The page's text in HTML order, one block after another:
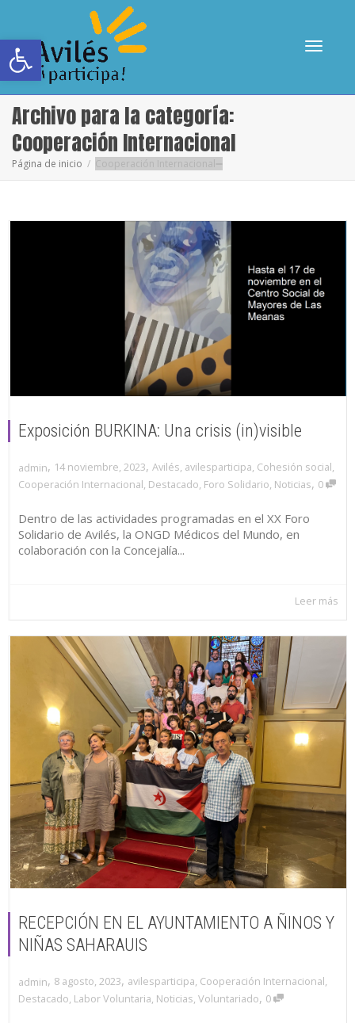
Abrir barra de herramientas
Archivo para la categoría:
Cooperación Internacional
Página de inicio Cooperación Internacional
Exposición BURKINA: Una crisis (in)visible
admin, 14 noviembre, 2023, Avilés, avilesparticipa, Cohesión social,
Cooperación Internacional, Destacado, Foro Solidario, Noticias, 0
Dentro de las actividades programadas en el XX Foro
Solidario de Avilés, la ONGD Médicos del Mundo, en
colaboración con la Concejalía...
Leer más
RECEPCIÓN EN EL AYUNTAMIENTO A ÑINOS Y
NIÑAS SAHARAUIS
admin, 8 agosto, 2023, avilesparticipa, Cooperación Internacional,
Destacado, Labor Voluntaria, Noticias, Voluntariado, 0